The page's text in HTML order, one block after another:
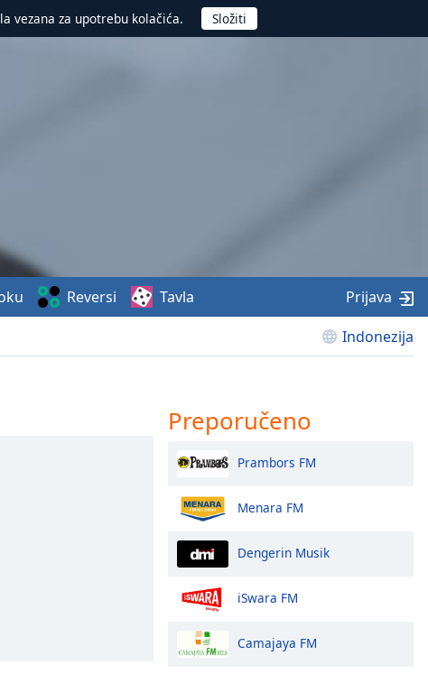
vezana za upotrebu kolačića.
Indonezija
Reversi Tavla Prijava
Preporučeno
Prambors FM
Menara FM
Dengerin Musik
iSwara FM
Camajaya FM